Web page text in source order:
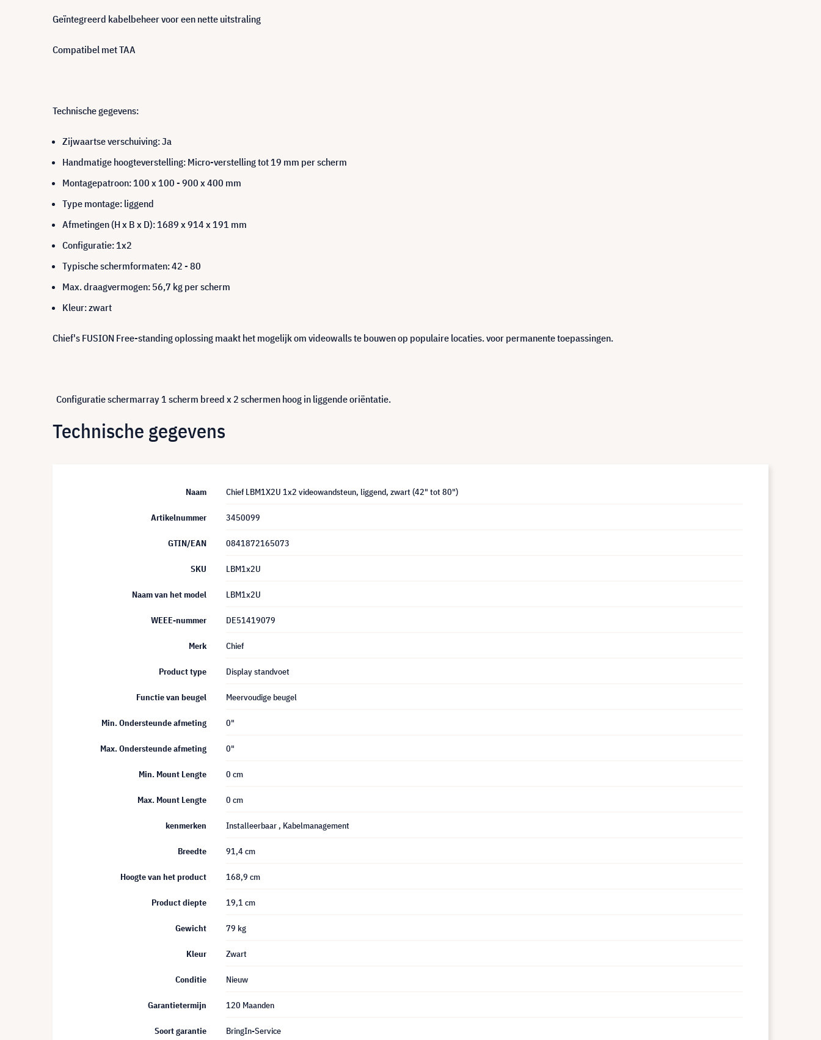
Geïntegreerd kabelbeheer voor een nette uitstraling
Compatibel met TAA
Technische gegevens:
Zijwaartse verschuiving: Ja
Handmatige hoogteverstelling: Micro-verstelling tot 19 mm per scherm
Montagepatroon: 100 x 100 - 900 x 400 mm
Type montage: liggend
Afmetingen (H x B x D): 1689 x 914 x 191 mm
Configuratie: 1x2
Typische schermformaten: 42 - 80
Max. draagvermogen: 56,7 kg per scherm
Kleur: zwart
Chief's FUSION Free-standing oplossing maakt het mogelijk om videowalls te bouwen op populaire locaties. voor permanente toepassingen.
Configuratie schermarray 1 scherm breed x 2 schermen hoog in liggende oriëntatie.
Technische gegevens
Naam Chief LBM1X2U 1x2 videowandsteun, liggend, zwart (42" tot 80")
Artikelnummer 3450099
GTIN/EAN 0841872165073
SKU LBM1x2U
Naam van het model LBM1x2U
WEEE-nummer DE51419079
Merk Chief
Product type Display standvoet
Functie van beugel Meervoudige beugel
Min. Ondersteunde afmeting 0"
Max. Ondersteunde afmeting 0"
Min. Mount Lengte 0 cm
Max. Mount Lengte 0 cm
kenmerken Installeerbaar , Kabelmanagement
Breedte 91,4 cm
Hoogte van het product 168,9 cm
Product diepte 19,1 cm
Gewicht 79 kg
Kleur Zwart
Conditie Nieuw
Garantietermijn 120 Maanden
Soort garantie BringIn-Service